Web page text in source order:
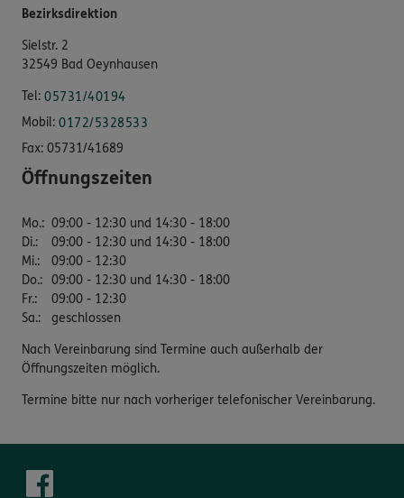
Bezirksdirektion
Sielstr. 2
32549 Bad Oeynhausen
Tel: 05731/40194
Mobil: 0172/5328533
Fax: 05731/41689
Öffnungszeiten
Mo.: 09:00 - 12:30 und 14:30 - 18:00
Di.:
09:00 - 12:30 und 14:30 - 18:00
Mi.:
09:00 - 12:30
Do.: 09:00 - 12:30 und 14:30 - 18:00
Fr.:
09:00 - 12:30
Sa.: geschlossen
Nach Vereinbarung sind Termine auch außerhalb der
Öffnungszeiten möglich.
Termine bitte nur nach vorheriger telefonischer Vereinbarung.